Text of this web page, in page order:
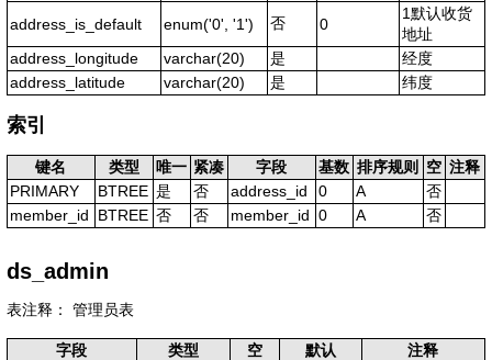
address_is_default
enum('0', '1') 否 0
1默认收货
地址
address_longitude
varchar(20) 是
经度
address_latitude
varchar(20) 是 纬度
索引
键名 类型 唯一 紧凑 字段 基数 排序规则 空 注释
PRIMARY
BTREE 是 否 address_id 0 A
否
member_id
BTREE 否 否 member_id 0 A 否
ds_admin
表注释： 管理员表
字段 类型 空 默认
注释